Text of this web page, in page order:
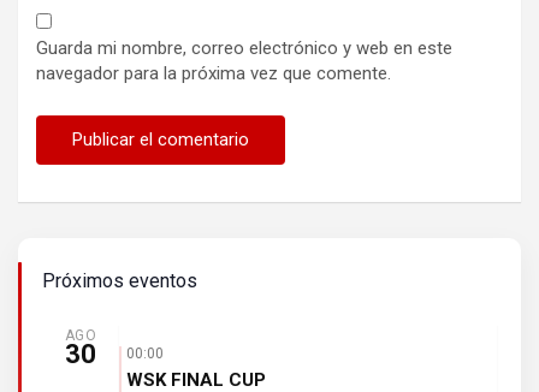
Guarda mi nombre, correo electrónico y web en este
navegador para la próxima vez que comente.
Próximos eventos
AGO
30 00:00
WSK FINAL CUP